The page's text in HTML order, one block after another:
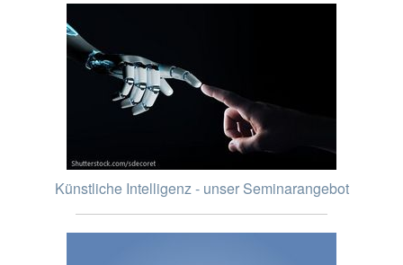
Künstliche Intelligenz - unser Seminarangebot